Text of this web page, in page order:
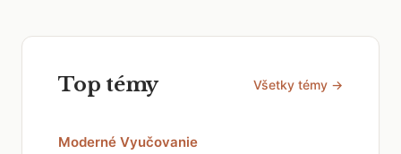
Top témy Všetky témy →
Moderné Vyučovanie